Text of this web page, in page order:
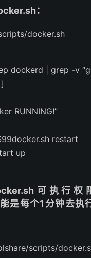
：
docker.sh
dockerd | grep -v
RUNNING!”
restart
up
可执行权
是每个1分钟去执
scripts/